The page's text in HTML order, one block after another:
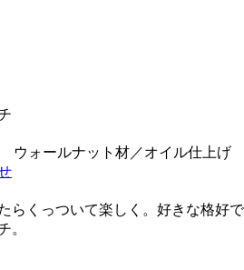
ウォールナット材／オイル仕上げ
らくっついて楽しく。好きな格好で
。